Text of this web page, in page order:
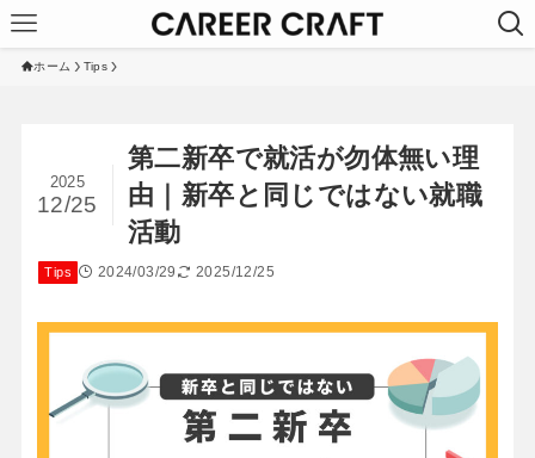
ホーム Tips
第二新卒で就活が勿体無い理
由｜新卒と同じではない就職
活動
2025
12/25
Tips 2024/03/29 2025/12/25